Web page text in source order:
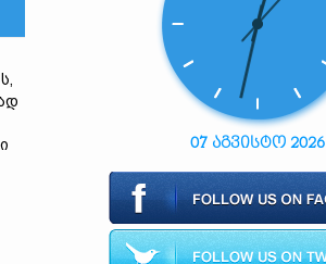
07 აგვისტო 2026